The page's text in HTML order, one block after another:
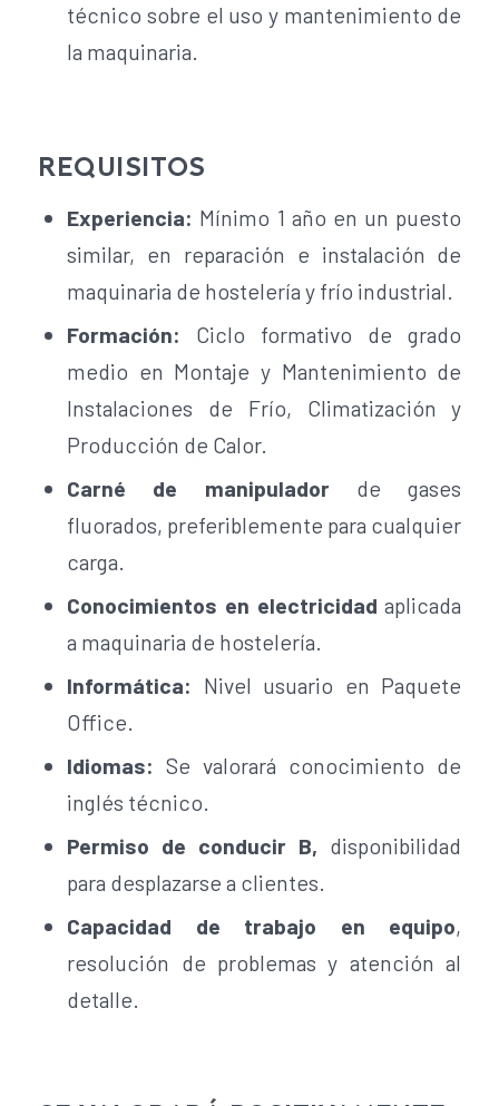
técnico sobre el uso y mantenimiento de
la maquinaria.
REQUISITOS
Experiencia: Mínimo 1 año en un puesto
similar, en reparación e instalación de
maquinaria de hostelería y frío industrial.
Formación: Ciclo formativo de grado
medio en Montaje y Mantenimiento de
Instalaciones de Frío, Climatización y
Producción de Calor.
Carné de manipuladorde gases
fluorados, preferiblemente para cualquier
carga.
Conocimientos en electricidad aplicada
a maquinaria de hostelería.
Informática: Nivel usuario en Paquete
Office.
Idiomas: Se valorará conocimiento de
inglés técnico.
Permiso de conducir B, disponibilidad
para desplazarse a clientes.
Capacidad de trabajo en equipo,
resolución de problemas y atención al
detalle.